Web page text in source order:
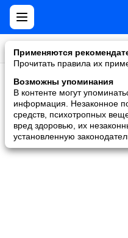
Все игры
Применяются
Прочитать правила их
Возможны упоминания
В контенте могут
информация. Незаконное
средств, психотропных
вред здоровью, их
установленную
Скидки и акции
Ни одной